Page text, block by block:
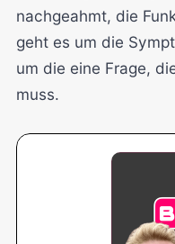
nachgeahmt, die
geht es um die
um die eine Frage,
muss.